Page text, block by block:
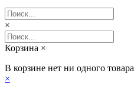
×
Корзина ×
В корзине нет ни одного товара
×